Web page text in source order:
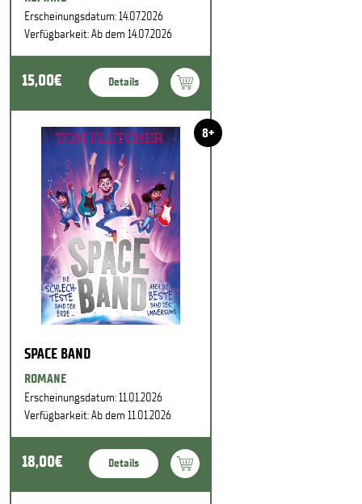
Erscheinungsdatum: 14.07.2026
Verfügbarkeit: Ab dem 14.07.2026
15,00€ Details
8+
SPACE BAND
ROMANE
Erscheinungsdatum: 11.01.2026
Verfügbarkeit: Ab dem 11.01.2026
18,00€ Details